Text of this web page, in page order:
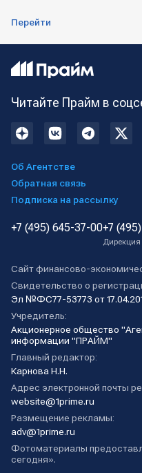
Перейти
Читайте Прайм в
Об Агентстве
Обратная связь
Подписка на рассылку
+7 (495) 645-37-00+7
Сайт финансово-
Свидетельство о
Эл №ФС77-53773 от
Учредитель:
Акционерное общество
информации "ПРАЙМ"
Главный редактор:
Карнова Н.Н.
Адрес электронной почты
website@1prime.ru
Размещение рекламы:
adv@1prime.ru
Фотоматериалы
сегодня».